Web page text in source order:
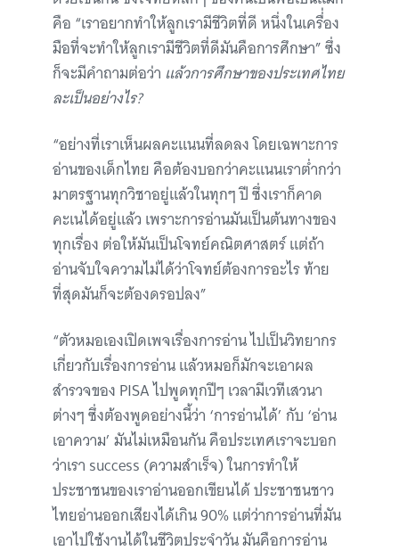
คือ “เราอยากทำให้ลูกเรามีชีวิตที่ดี หนึ่งในเครื่่อง
มือที่จะทำให้ลูกเรามีชีวิตที่ดีมันคือการศึกษา” ซึ่ง
ก็จะมีคำถามต่อว่า แล้วการศึกษาของประเทศไทย
ละเป็นอย่างไร?
“อย่างที่เราเห็นผลคะแนนที่ลดลง โดยเฉพาะการ
อ่านของเด็กไทย คือต้องบอกว่าคะแนนเราต่ำกว่า
มาตรฐานทุกวิชาอยู่แล้วในทุกๆ ปี ซึ่งเราก็คาด
คะเนได้อยู่แล้ว เพราะการอ่านมันเป็นต้นทางของ
ทุกเรื่อง ต่อให้มันเป็นโจทย์คณิตศาสตร์ แต่ถ้า
อ่านจับใจความไม่ได้ว่าโจทย์ต้องการอะไร ท้าย
ที่สุดมันก็จะต้องดรอปลง”
“ตัวหมอเองเปิดเพจเรื่องการอ่าน ไปเป็นวิทยากร
เกี่ยวกับเรื่องการอ่าน แล้วหมอก็มักจะเอาผล
สำรวจของ PISA ไปพูดทุกปีๆ เวลามีเวทีเสวนา
ต่างๆ ซึ่งต้องพูดอย่างนี้ว่า ‘การอ่านได้’ กับ ‘อ่าน
เอาความ’ มันไม่เหมือนกัน คือประเทศเราจะบอก
ว่าเรา success (ความสำเร็จ) ในการทำให้
ประชาชนของเราอ่านออกเขียนได้ ประชาชนชาว
ไทยอ่านออกเสียงได้เกิน 90% แต่ว่าการอ่านที่มัน
เอาไปใช้งานได้ในชีวิตประจำวัน มันคือการอ่าน